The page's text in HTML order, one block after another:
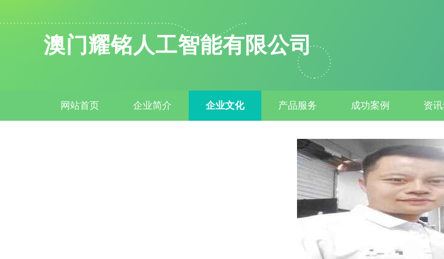
澳门耀铭人工智能有限公司
网站首页 企业简介 企业文化 产品服务 成功案例 资